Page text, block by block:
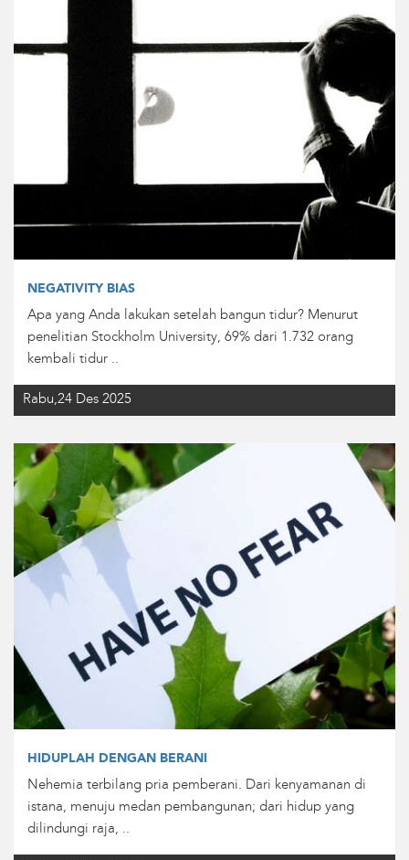
NEGATIVITY BIAS
Apa yang Anda lakukan setelah bangun tidur? Menurut
penelitian Stockholm University, 69% dari 1.732 orang
kembali tidur ..
Rabu,24 Des 2025
HIDUPLAH DENGAN BERANI
Nehemia terbilang pria pemberani. Dari kenyamanan di
istana, menuju medan pembangunan; dari hidup yang
dilindungi raja, ..